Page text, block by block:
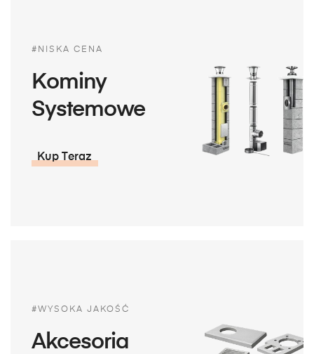
#NISKA CENA
Kominy
Systemowe
Kup Teraz
#WYSOKA JAKOŚĆ
Akcesoria